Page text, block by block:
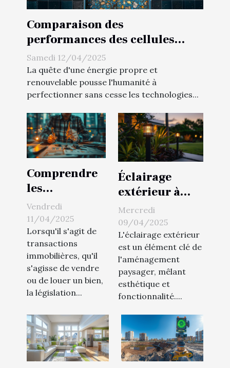
Comparaison des
performances des cellules
monocristallines et
polycristallines
Samedi 12/04/2025
La quête d'une énergie propre et
renouvelable pousse l'humanité à
perfectionner sans cesse les technologies...
Comprendre
les
diagnostics
immobiliers
nécessaires
pour la vente
et la location
Vendredi
11/04/2025
Lorsqu'il s'agit de
transactions
immobilières, qu'il
s'agisse de vendre
ou de louer un bien,
la législation...
Éclairage
extérieur à
faible
consommation
idées pour un
jardin attractif
et économe en
énergie
Mercredi
09/04/2025
L'éclairage extérieur
est un élément clé de
l'aménagement
paysager, mêlant
esthétique et
fonctionnalité....